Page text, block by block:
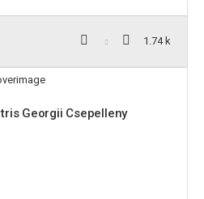
1.74 k
Georgii Csepelleny